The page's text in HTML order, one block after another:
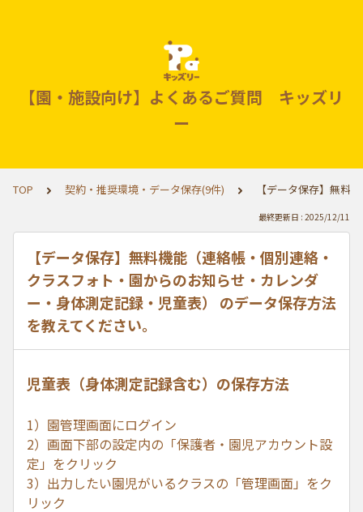
【園・施設向け】よくあるご質問 キッズリ
ー
TOP 契約・推奨環境・データ保存(9件) 【データ保存】無料
最終更新日 : 2025/12/11
【データ保存】無料機能（連絡帳・個別連絡・
クラスフォト・園からのお知らせ・カレンダ
ー・身体測定記録・児童表） のデータ保存方法
を教えてください。
児童表（身体測定記録含む）の保存方法
​​​​​​​1）園管理画面にログイン
2）画面下部の設定内の「保護者・園児アカウント設
定」をクリック
3）出力したい園児がいるクラスの「管理画面」をク
リック